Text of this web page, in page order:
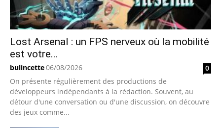
Lost Arsenal : un FPS nerveux où la mobilité
est votre...
bulincette06/08/2026
0
On présente régulièrement des productions de
développeurs indépendants à la rédaction. Souvent, au
détour d'une conversation ou d'une discussion, on découvre
des jeux comme...